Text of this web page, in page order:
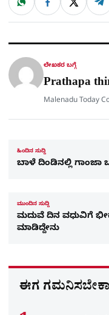
ಹಂಚಿಕೊಳ್ಳಿ
W
a
t
p
p
F
c
e
o
k
X T
l
e
a
m
ಲೇಖಕರ ಬಗ್ಗೆ
Prathapa
Malenadu Today
ಹಿಂದಿನ ಸುದ್ದಿ
ಬಾಳೆ ದಿಂಡಿನಲ್ಲಿ ಗಾಂಜಾ
ಮುಂದಿನ ಸುದ್ದಿ
ಮದುವೆ ದಿನ ವಧುವಿಗೆ
ಮಾಡಿದ್ದೇನು
ಈಗ